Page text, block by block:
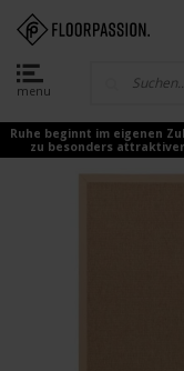
menu
Ruhe beginnt im eigenen
zu besonders